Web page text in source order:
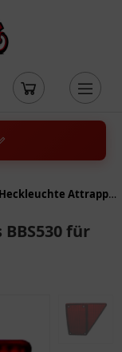
Heckleuchte Attrappe rechts BBS530 für Westfalia Anhänger
für